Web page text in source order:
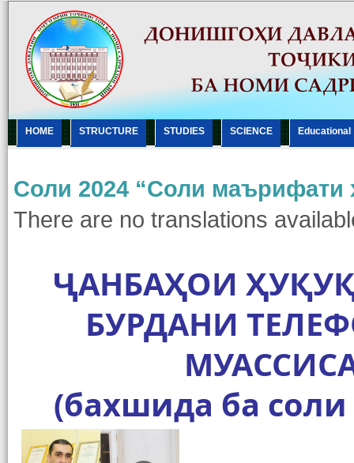
HOME STRUCTURE STUDIES SCIENCE Еducational
Cоли 2024 “Соли маърифати
There are no translations
ҶАНБАҲОИ
БУРДАНИ
(бахшида ба